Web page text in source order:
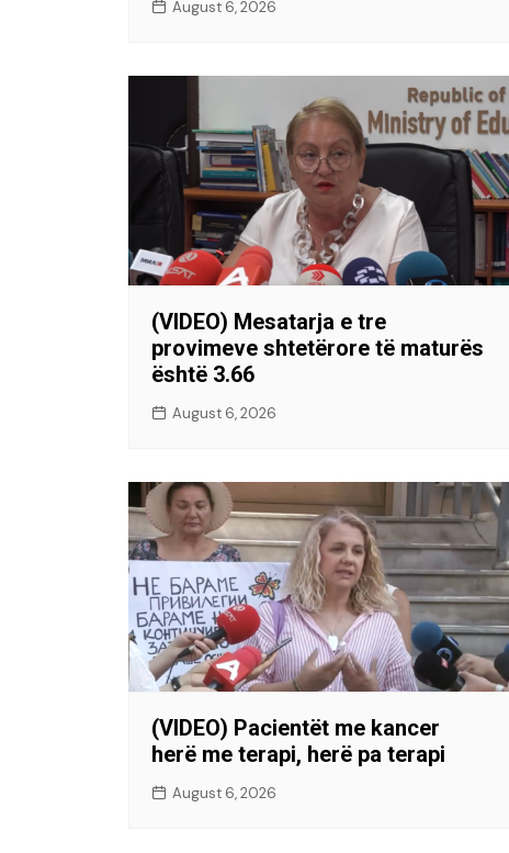
August 6, 2026
(VIDEO) Mesatarja e tre
provimeve shtetërore të maturës
është 3.66
August 6, 2026
(VIDEO) Pacientët me kancer
herë me terapi, herë pa terapi
August 6, 2026